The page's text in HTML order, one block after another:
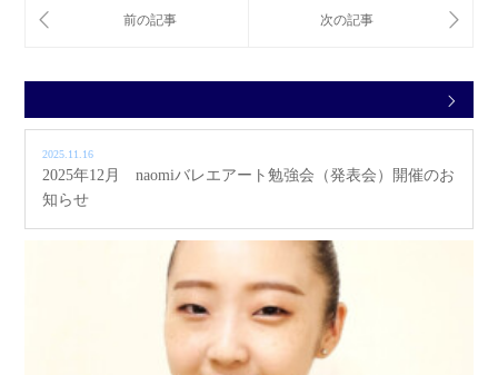
2025.11.16
2025年12月 naomiバレエアート勉強会（発表会）開催のお
知らせ